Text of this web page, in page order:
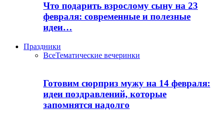
Что подарить взрослому сыну на 23
февраля: современные и полезные
идеи…
Праздники
ВсеТематические вечеринки
Готовим сюрприз мужу на 14 февраля:
идеи поздравлений, которые
запомнятся надолго